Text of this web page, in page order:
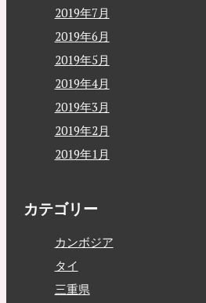
2019年7月
2019年6月
2019年5月
2019年4月
2019年3月
2019年2月
2019年1月
カテゴリー
カンボジア
タイ
三重県